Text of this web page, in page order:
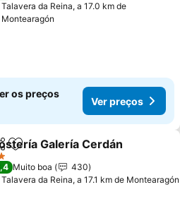
Talavera da Reina, a 17.0 km de
Montearagón
os preços
Ver preços
Adicionar aos favoritos
Galería Cerdán
Muito boa
430
Talavera da Reina, a 17.1 km de Montearagón